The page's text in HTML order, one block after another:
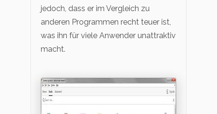
jedoch, dass er im Vergleich zu
anderen Programmen recht teuer ist,
was ihn für viele Anwender unattraktiv
macht.